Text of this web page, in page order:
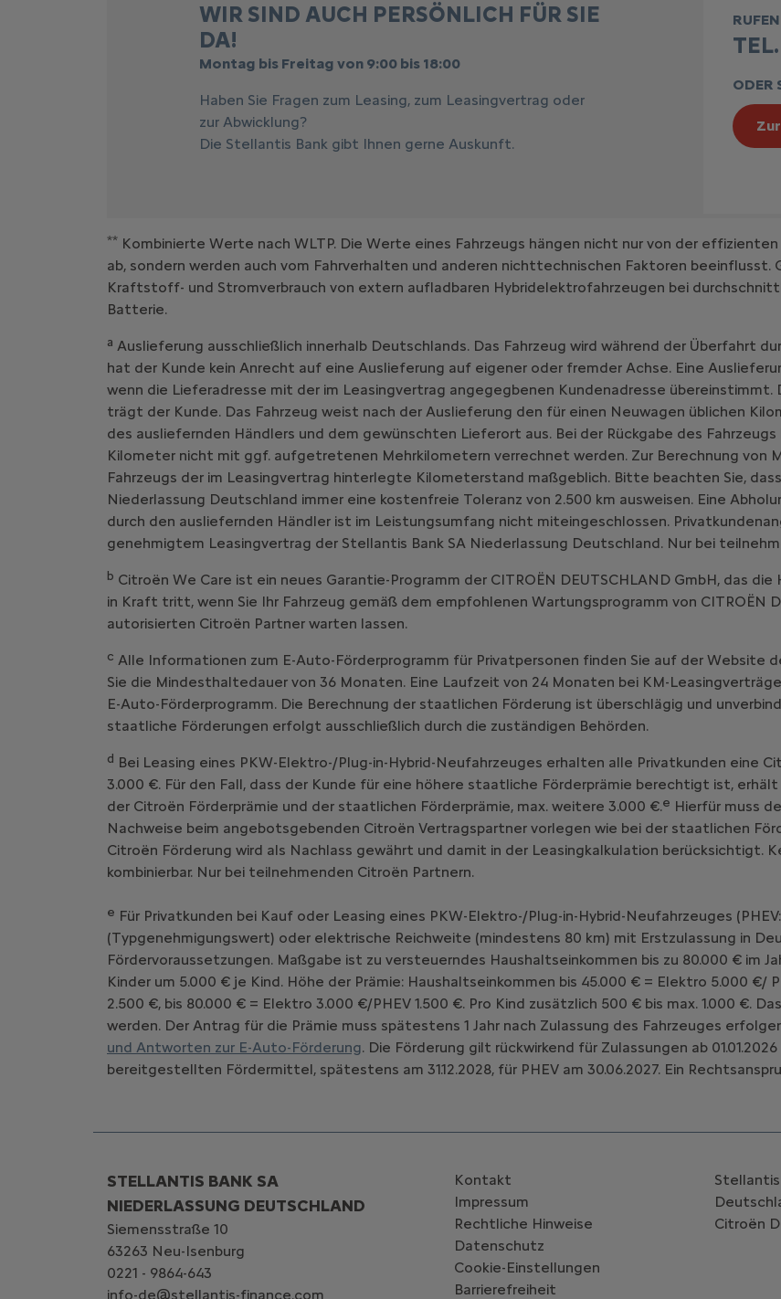
WIR SIND AUCH PERSÖNLICH FÜR SIE
DA!
Montag bis Freitag von 9:00 bis 18:00
Haben Sie Fragen zum Leasing, zum Leasingvertrag oder
zur Abwicklung?
Die Stellantis Bank gibt Ihnen gerne Auskunft.
ODER
** Kombinierte Werte nach WLTP. Die Werte eines Fahrzeugs hängen nicht nur von der
ab, sondern werden auch vom Fahrverhalten und anderen nichttechnischen Faktoren
Kraftstoff- und Stromverbrauch von extern aufladbaren Hybridelektrofahrzeugen bei
Batterie.
a Auslieferung ausschließlich innerhalb Deutschlands. Das Fahrzeug wird während der Überfahrt
hat der Kunde kein Anrecht auf eine Auslieferung auf eigener oder fremder Achse. Eine
wenn die Lieferadresse mit der im Leasingvertrag angegegbenen Kundenadresse
trägt der Kunde. Das Fahrzeug weist nach der Auslieferung den für einen Neuwagen üblichen
des ausliefernden Händlers und dem gewünschten Lieferort aus. Bei der Rückgabe des
Kilometer nicht mit ggf. aufgetretenen Mehrkilometern verrechnet werden. Zur Berechnung von
Fahrzeugs der im Leasingvertrag hinterlegte Kilometerstand maßgeblich. Bitte beachten Sie,
Niederlassung Deutschland immer eine kostenfreie Toleranz von 2.500 km ausweisen. Eine
durch den ausliefernden Händler ist im Leistungsumfang nicht miteingeschlossen.
genehmigtem Leasingvertrag der Stellantis Bank SA Niederlassung Deutschland. Nur bei
b Citroën We Care ist ein neues Garantie-Programm der CITROËN DEUTSCHLAND GmbH, das
in Kraft tritt, wenn Sie Ihr Fahrzeug gemäß dem empfohlenen Wartungsprogramm von CITROËN
autorisierten Citroën Partner warten lassen.
c Alle Informationen zum E-Auto-Förderprogramm für Privatpersonen finden Sie auf der Website
Sie die Mindesthaltedauer von 36 Monaten. Eine Laufzeit von 24 Monaten bei KM-
E-Auto-Förderprogramm. Die Berechnung der staatlichen Förderung ist überschlägig und
staatliche Förderungen erfolgt ausschließlich durch die zuständigen Behörden.
d Bei Leasing eines PKW-Elektro-/Plug-in-Hybrid-Neufahrzeuges erhalten alle Privatkunden eine
3.000 €. Für den Fall, dass der Kunde für eine höhere staatliche Förderprämie berechtigt ist,
der Citroën Förderprämie und der staatlichen Förderprämie, max. weitere 3.000 €.e Hierfür muss
Nachweise beim angebotsgebenden Citroën Vertragspartner vorlegen wie bei der staatlichen
Citroën Förderung wird als Nachlass gewährt und damit in der Leasingkalkulation berücksichtigt.
kombinierbar. Nur bei teilnehmenden Citroën Partnern.
e Für Privatkunden bei Kauf oder Leasing eines PKW-Elektro-/Plug-in-Hybrid-Neufahrzeuges
(Typgenehmigungswert) oder elektrische Reichweite (mindestens 80 km) mit Erstzulassung in
Fördervoraussetzungen. Maßgabe ist zu versteuerndes Haushaltseinkommen bis zu 80.000 € im
Kinder um 5.000 € je Kind. Höhe der Prämie: Haushaltseinkommen bis 45.000 € = Elektro 5.000 €/
2.500 €, bis 80.000 € = Elektro 3.000 €/PHEV 1.500 €. Pro Kind zusätzlich 500 € bis max. 1.000 €.
werden. Der Antrag für die Prämie muss spätestens 1 Jahr nach Zulassung des Fahrzeuges
und Antworten zur E-Auto-Förderung. Die Förderung gilt rückwirkend für Zulassungen ab
bereitgestellten Fördermittel, spätestens am 31.12.2028, für PHEV am 30.06.2027. Ein
STELLANTIS BANK SA
NIEDERLASSUNG DEUTSCHLAND
Siemensstraße 10
63263 Neu-Isenburg
0221 - 9864-643
info-de@stellantis-finance.com
Kontakt
Impressum
Rechtliche Hinweise
Datenschutz
Cookie-Einstellungen
Barrierefreiheit
Stellantis
Citroën‎